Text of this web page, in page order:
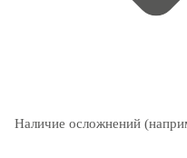
Наличие осложнений